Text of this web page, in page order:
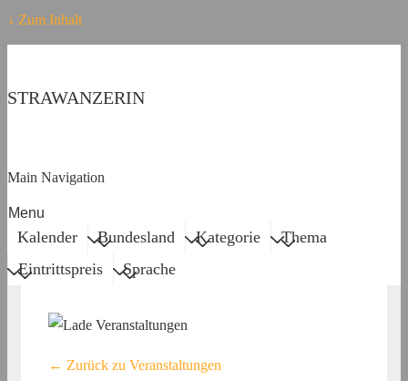
↓ Zum Inhalt
STRAWANZERIN
Main Navigation
Menu
Kalender Bundesland Kategorie
Thema
Eintrittspreis
Sprache
← Zurück zu Veranstaltungen